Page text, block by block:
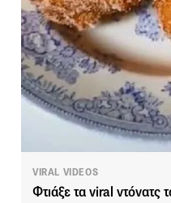
VIRAL VIDEOS
Φτιάξε τα viral ντόνατς